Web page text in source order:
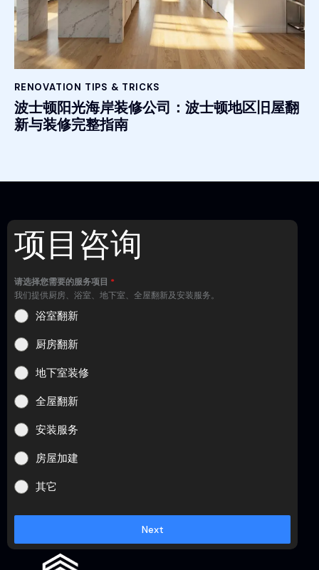
RENOVATION TIPS & TRICKS
波士顿阳光海岸装修公司：波士顿地区旧屋翻
新与装修完整指南
项目咨询
请选择您需要的服务项目 *
我们提供厨房、浴室、地下室、全屋翻新及安装服务。
浴室翻新
厨房翻新
地下室装修
全屋翻新
安装服务
房屋加建
其它
Next